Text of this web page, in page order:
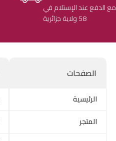
مع الدفع عند الإستلام في
58 ولاية جزائرية
الصفحات
الرئيسية
المتجر